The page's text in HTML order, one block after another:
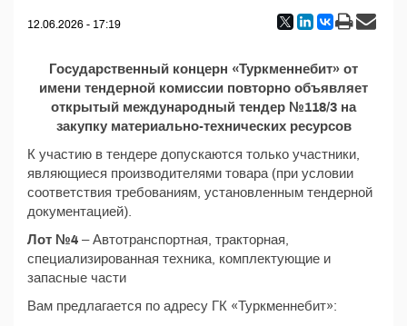
12.06.2026 - 17:19
Государственный концерн «Туркменнебит» от
имени тендерной комиссии повторно объявляет
открытый международный тендер №118/3 на
закупку материально-технических ресурсов
К участию в тендере допускаются только участники,
являющиеся производителями товара (при условии
соответствия требованиям, установленным тендерной
документацией).
Лот №4 – Автотранспортная, тракторная,
специализированная техника, комплектующие и
запасные части
Вам предлагается по адресу ГК «Туркменнебит»: